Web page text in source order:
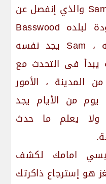
بشخصية البطل الرئيسي Sam والذي إنفصل عن
حبيبته ، Sam يقرر العودة لبلده Basswood
ليحضر جنازة أعز أصدقائه ، Sam يجد نفسه
فى التحدث مع
المدينة ، الأمور
من الأيام يجد
ولا يعلم ما حدث
امامك لكشف
هو إسترجاع ذاكرتك